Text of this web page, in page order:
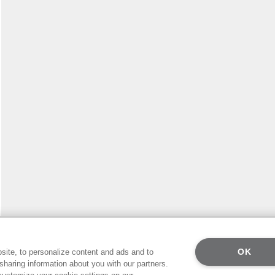
to personalize content and ads and to
information about you with our partners.
OK